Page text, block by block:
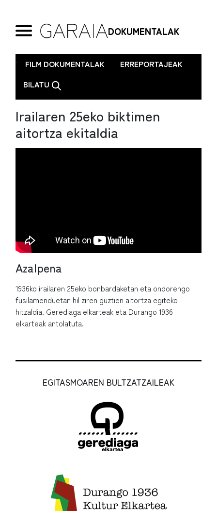
DOKUMENTALAK
. FILM DOKUMENTALAK
ERREPORTAJEAK
BILATU
Irailaren 25eko biktimen
aitortza ekitaldia
Azalpena
1936ko irailaren 25eko bonbardaketan eta ondorengo
fusilamenduetan hil ziren guztien aitortza egiteko
hitzaldia. Gerediaga elkarteak eta Durango 1936
elkarteak antolatuta.
EGITASMOAREN BULTZATZAILEAK